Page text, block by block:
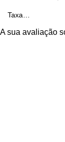
A sua avaliação